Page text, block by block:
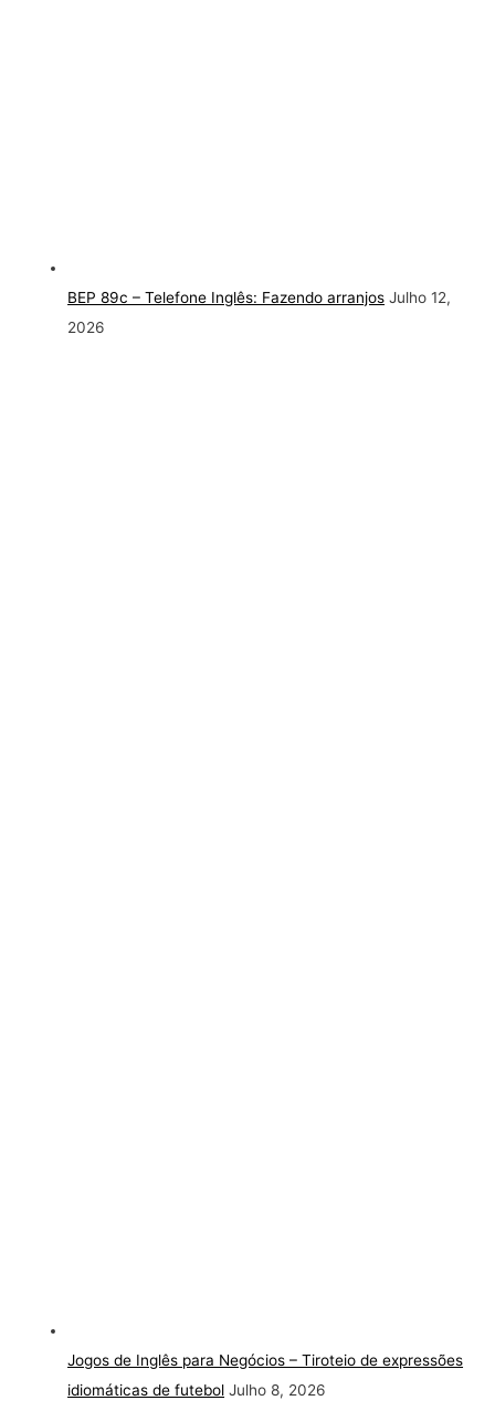
BEP 89c – Telefone Inglês: Fazendo arranjos Julho 12,
2026
Jogos de Inglês para Negócios – Tiroteio de expressões
idiomáticas de futebol Julho 8, 2026